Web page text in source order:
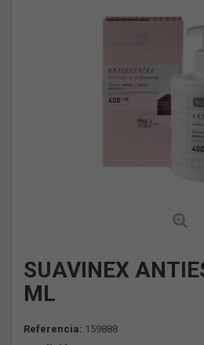
SUAVINEX
ML
Referencia: 159888